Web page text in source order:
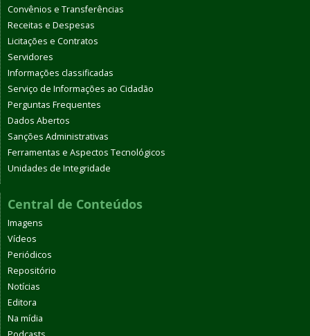
Convênios e Transferências
Receitas e Despesas
Licitações e Contratos
Servidores
Informações classificadas
Serviço de Informações ao Cidadão
Perguntas Frequentes
Dados Abertos
Sanções Administrativas
Ferramentas e Aspectos Tecnológicos
Unidades de Integridade
Central de Conteúdos
Imagens
Vídeos
Periódicos
Repositório
Notícias
Editora
Na mídia